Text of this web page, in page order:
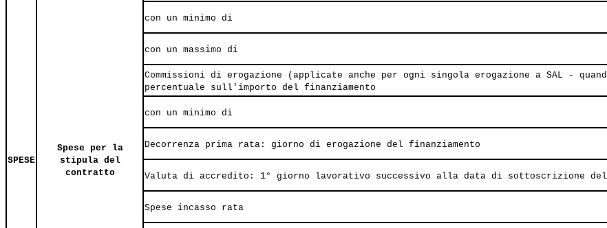
SPESE
Spese per la
stipula del
contratto
con un minimo di
con un massimo di
Commissioni di erogazione (applicate anche per ogni singola erogazione a SAL -
percentuale sull'importo del finanziamento
con un minimo di
Decorrenza prima rata: giorno di erogazione del finanziamento
Valuta di accredito: 1° giorno lavorativo successivo alla data di sottoscrizione del
Spese incasso rata